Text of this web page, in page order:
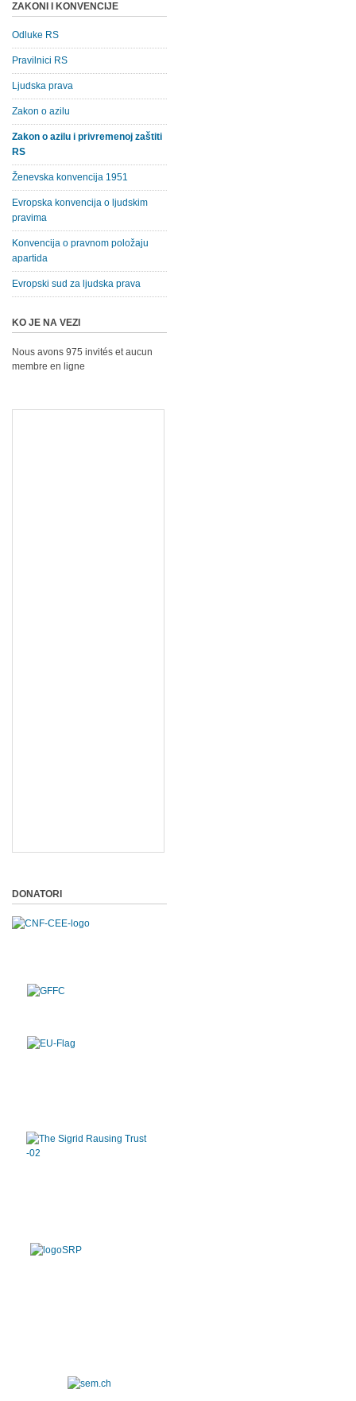
ZAKONI I KONVENCIJE
Odluke RS
Pravilnici RS
Ljudska prava
Zakon o azilu
Zakon o azilu i privremenoj zaštiti
RS
Ženevska konvencija 1951
Evropska konvencija o ljudskim
pravima
Konvencija o pravnom položaju
apartida
Evropski sud za ljudska prava
KO JE NA VEZI
Nous avons 975 invités et aucun
membre en ligne
DONATORI